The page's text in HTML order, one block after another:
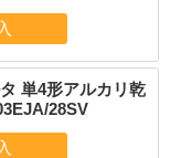
単4形アルカリ乾
28SV